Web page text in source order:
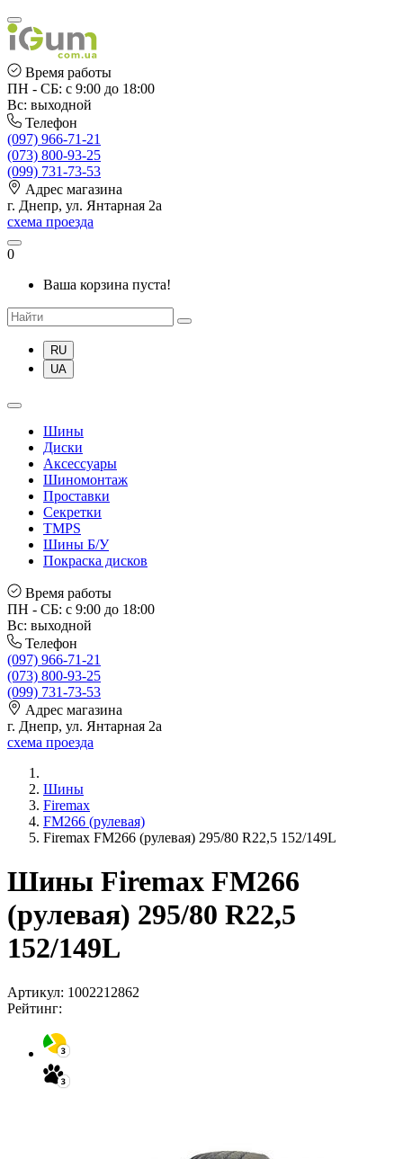
Время работы
ПН - СБ: с 9:00 до 18:00
Вс: выходной
Телефон
(097) 966-71-21
(073) 800-93-25
(099) 731-73-53
Адрес магазина
г. Днепр, ул. Янтарная 2а
схема проезда
0
Ваша корзина пуста!
RU
UA
Шины
Диски
Аксессуары
Шиномонтаж
Проставки
Секретки
TMPS
Шины Б/У
Покраска дисков
Время работы
ПН - СБ: с 9:00 до 18:00
Вс: выходной
Телефон
(097) 966-71-21
(073) 800-93-25
(099) 731-73-53
Адрес магазина
г. Днепр, ул. Янтарная 2а
схема проезда
Шины
Firemax
FM266 (рулевая)
Firemax FM266 (рулевая) 295/80 R22,5 152/149L
Шины Firemax FM266
(рулевая) 295/80 R22,5
152/149L
Артикул: 1002212862
Рейтинг: